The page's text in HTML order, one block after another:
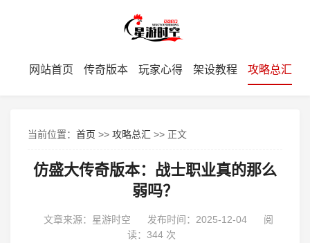
网站首页 传奇版本 玩家心得 架设教程 攻略总汇
当前位置： 首页 >> 攻略总汇 >> 正文
仿盛大传奇版本：战士职业真的那么
弱吗？
文章来源：星游时空 发布时间：2025-12-04
阅
读： 344 次